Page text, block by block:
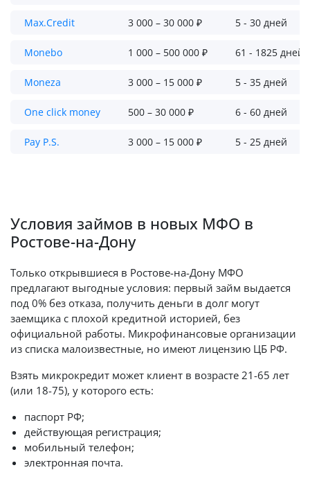
Max.Credit 3 000 – 30 000 ₽ 5 - 30 дней
Monebo 1 000 – 500 000 ₽ 61 - 1825 дней
Moneza 3 000 – 15 000 ₽ 5 - 35 дней
One click money 500 – 30 000 ₽ 6 - 60 дней
Pay P.S. 3 000 – 15 000 ₽ 5 - 25 дней
Условия займов в новых МФО в
Ростове-на-Дону
Только открывшиеся в Ростове-на-Дону МФО
предлагают выгодные условия: первый займ выдается
под 0% без отказа, получить деньги в долг могут
заемщика с плохой кредитной историей, без
официальной работы. Микрофинансовые организации
из списка малоизвестные, но имеют лицензию ЦБ РФ.
Взять микрокредит может клиент в возрасте 21-65 лет
(или 18-75), у которого есть:
паспорт РФ;
действующая регистрация;
мобильный телефон;
электронная почта.